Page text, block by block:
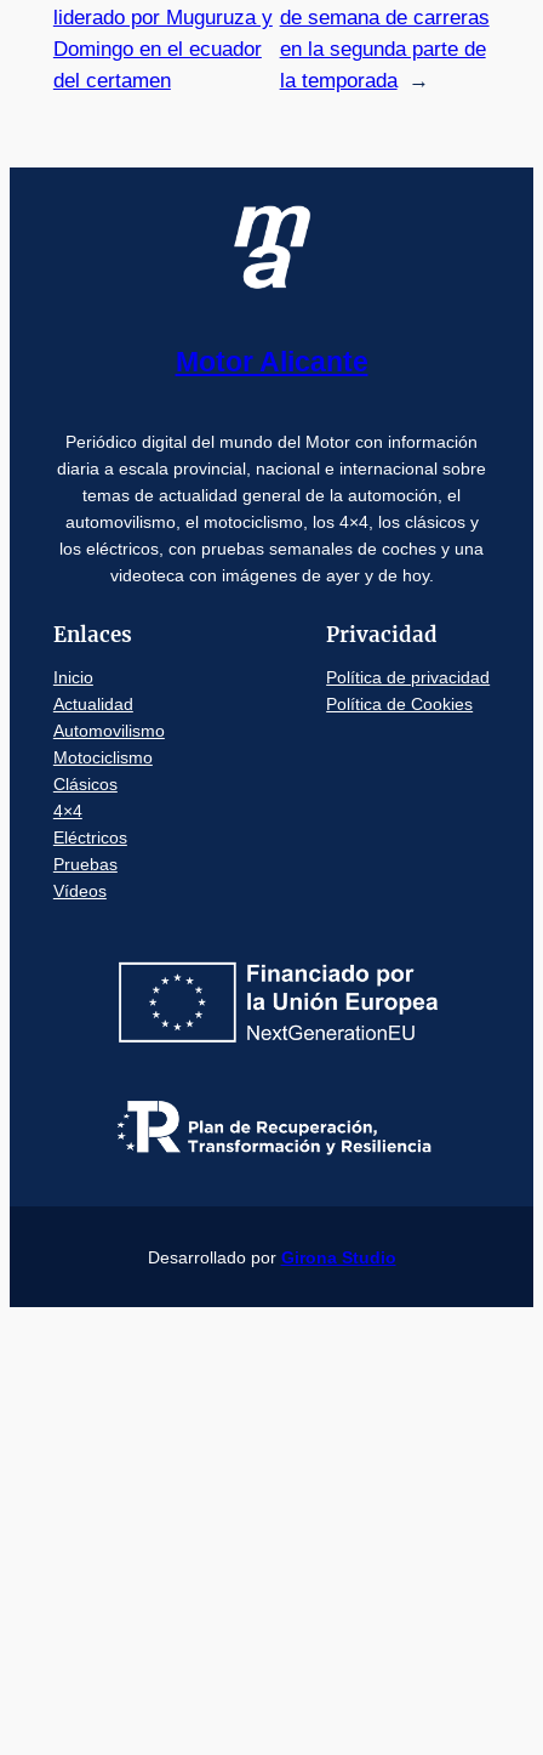
liderado por Muguruza y
Domingo en el ecuador
del certamen
de semana de carreras
en la segunda parte de
la temporada
→
Motor Alicante
Periódico digital del mundo del Motor con información
diaria a escala provincial, nacional e internacional sobre
temas de actualidad general de la automoción, el
automovilismo, el motociclismo, los 4×4, los clásicos y
los eléctricos, con pruebas semanales de coches y una
videoteca con imágenes de ayer y de hoy.
Enlaces
Inicio
Actualidad
Automovilismo
Motociclismo
Clásicos
4×4
Eléctricos
Pruebas
Vídeos
Privacidad
Política de privacidad
Política de Cookies
Desarrollado por Girona Studio